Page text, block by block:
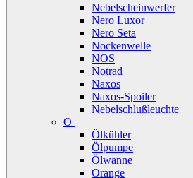
Nebelscheinwerfer
Nero Luxor
Nero Seta
Nockenwelle
NOS
Notrad
Naxos
Naxos-Spoiler
Nebelschlußleuchte
O
Ölkühler
Ölpumpe
Ölwanne
Orange